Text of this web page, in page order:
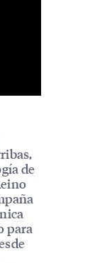
de
para